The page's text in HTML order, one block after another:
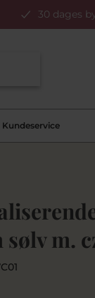
30 dages
Kundeservice
m.